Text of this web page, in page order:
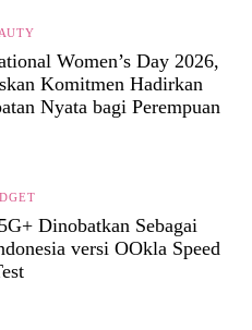
Women’s Day 2026,
Komitmen Hadirkan
Nyata bagi Perempuan
Dinobatkan Sebagai
versi OOkla Speed